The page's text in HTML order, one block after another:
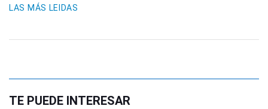
LAS MÁS LEIDAS
TE PUEDE INTERESAR